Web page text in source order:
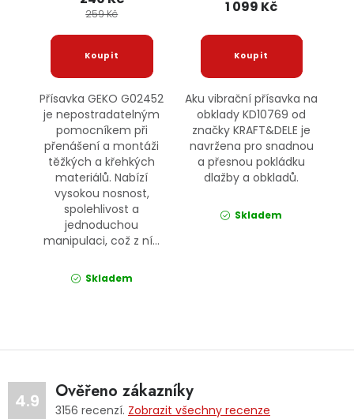
259 Kč
Přísavka GEKO G02452
je nepostradatelným
pomocníkem při
přenášení a montáži
těžkých a křehkých
materiálů. Nabízí
vysokou nosnost,
spolehlivost a
jednoduchou
manipulaci, což z ní...
Skladem
1 099 Kč
Aku vibrační přísavka na
obklady KD10769 od
značky KRAFT&DELE je
navržena pro snadnou
a přesnou pokládku
dlažby a obkladů.
Skladem
4.9 Ověřeno zákazníky
3156 recenzí. Zobrazit všechny recenze